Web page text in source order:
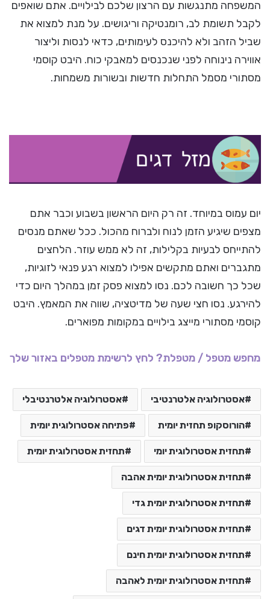
המשפחה מתנגשות עם הרצון שלכם לבילויים. אתם שואפים
לקבל תשומת לב, רומנטיקה וריגושים. על מנת למצוא את
שביל הזהב ולא להיכנס לעימותים, כדאי לנסות וליצור
אווירה נינוחה לפני שנכנסים למאבקי כוח. היבט קוסמי
מסתורי מסמל התחלות חדשות ובשורות משמחות.
יום עמוס במיוחד. זה רק היום הראשון בשבוע וכבר אתם
מצפים שיגיע הזמן לנוח ולברוח מהכול. ככל שאתם מנסים
להתייחס לבעיות בקלילות, זה לא ממש עוזר. הלחצים
מתגברים ואתם מתקשים אפילו למצוא רגע פנאי לזוגיות,
שכל כך חשובה לכם. נסו למצוא פסק זמן במהלך היום כדי
להירגע. נסו חצי שעה של מדיטציה, שווה את המאמץ. היבט
קוסמי מסתורי מייצג בילויים במקומות מפוארים.
מחפש מטפל / מטפלת? לחץ לרשימת מטפלים באזור שלך
אסטרולוגיה אלטרנטיבי אסטרולוגיה אלטרנטיבלי
הורוסקופ תחזית יומית פתיחה אסטרולוגית יומית
תחזית אסטרולוגית יומי תחזית אסטרולוגית יומית
תחזית אסטרולוגית יומית אהבה
תחזית אסטרולוגית יומית גדי
תחזית אסטרולוגית יומית דגים
תחזית אסטרולוגית יומית חינם
תחזית אסטרולוגית יומית לאהבה